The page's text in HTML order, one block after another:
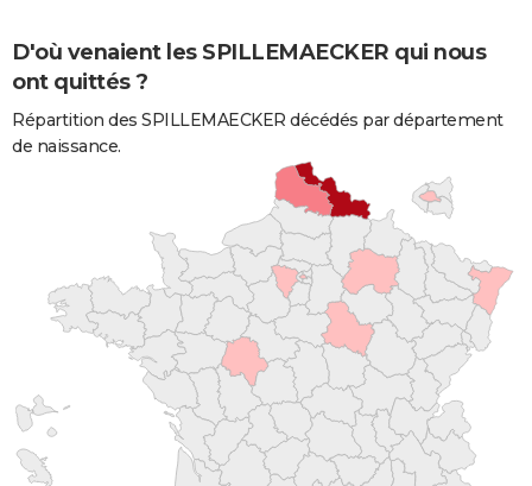
D'où venaient les SPILLEMAECKER qui nous
ont quittés ?
Répartition des SPILLEMAECKER décédés par département
de naissance.